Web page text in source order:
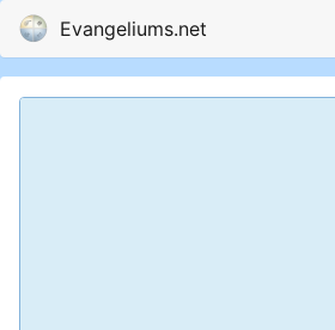
Evangeliums.net